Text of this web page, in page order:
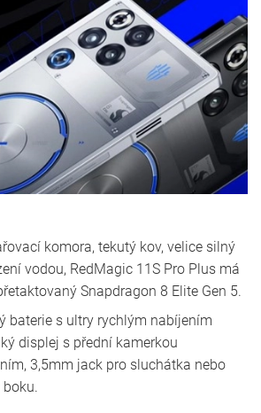
komora, tekutý kov, velice silný
vodou, RedMagic 11S Pro Plus má
Snapdragon 8 Elite Gen 5.
baterie s ultry rychlým nabíjením
displej s přední kamerkou
3,5mm jack pro sluchátka nebo